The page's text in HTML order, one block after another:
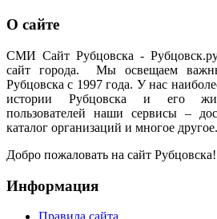
О сайте
СМИ Сайт Рубцовска -
сайт города. Мы освещаем
Рубцовска с 1997 года. У нас
истории Рубцовска и его
пользователей наши сервисы –
каталог организаций и многое другое.
Добро пожаловать на сайт Рубцовска!
Информация